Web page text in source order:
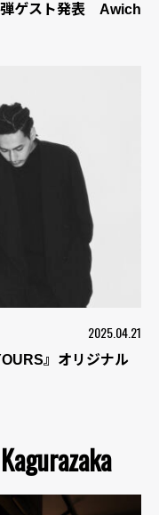
弾ゲスト発表 Awich
2025.04.21
』オリジナル